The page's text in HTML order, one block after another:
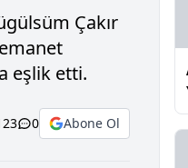
Çakır
eşlik etti.
0 Abone Ol